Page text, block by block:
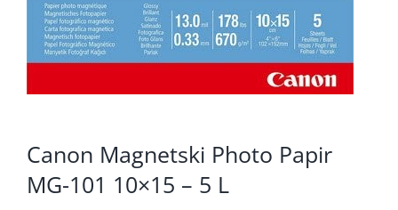
Canon Magnetski Photo Papir
MG-101 10×15 – 5 L